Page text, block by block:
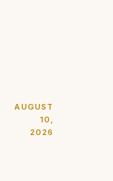
AUGUST
10,
2026